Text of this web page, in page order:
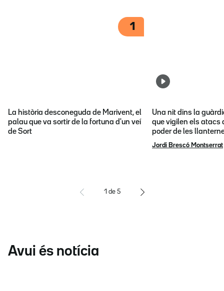
1
La història desconeguda de Marivent, el
palau que va sortir de la fortuna d'un veí
de Sort
Una nit dins la
que vigilen els atacs
poder de les
Jordi Brescó Montserrat
1 de 5
Avui és notícia